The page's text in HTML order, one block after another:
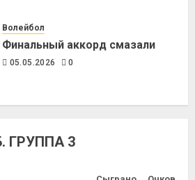
Волейбол
Финальный аккорд смазали
05.05.2026 0
ГРУППА 3